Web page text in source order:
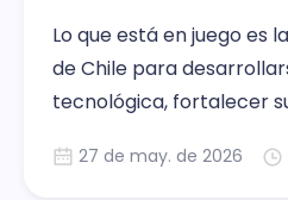
Lo que está en juego es
de Chile para
tecnológica, fortalecer
vida de su población.
27 de may. de 2026